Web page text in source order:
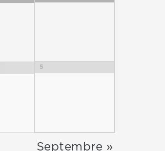
5
Septembre »